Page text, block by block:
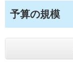
予算の規模